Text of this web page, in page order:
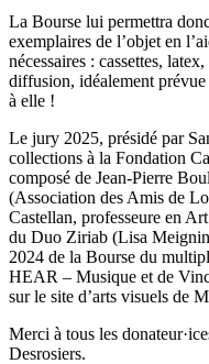
La Bourse lui permettra
exemplaires de l’objet en
nécessaires : cassettes,
diffusion, idéalement
à elle !
Le jury 2025, présidé par
collections à la Fondation
composé de Jean-Pierre
(Association des Amis de
Castellan, professeure en
du Duo Ziriab (Lisa Meignin
2024 de la Bourse du
HEAR – Musique et de
sur le site d’arts visuels de
Merci à tous les
Desrosiers.